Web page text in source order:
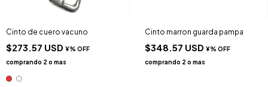
Cinto de cuero vacuno
$273.57 USD
Cinto marron guarda pampa
$348.57 USD